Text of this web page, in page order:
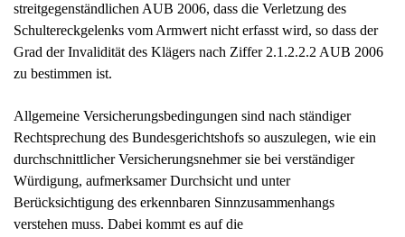
streitgegenständlichen AUB 2006, dass die Verletzung des
Schultereckgelenks vom Armwert nicht erfasst wird, so dass der
Grad der Invalidität des Klägers nach Ziffer 2.1.2.2.2 AUB 2006
zu bestimmen ist.
Allgemeine Versicherungsbedingungen sind nach ständiger
Rechtsprechung des Bundesgerichtshofs so auszulegen, wie ein
durchschnittlicher Versicherungsnehmer sie bei verständiger
Würdigung, aufmerksamer Durchsicht und unter
Berücksichtigung des erkennbaren Sinnzusammenhangs
verstehen muss. Dabei kommt es auf die